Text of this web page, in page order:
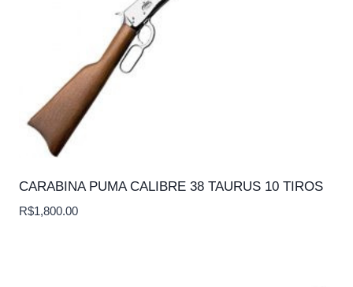
CARABINA PUMA CALIBRE 38 TAURUS 10 TIROS
R$1,800.00